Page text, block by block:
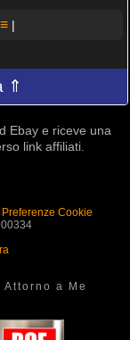
≡ |
⇑
Ebay e riceve una
link affiliati.
Preferenze Cookie
a Me